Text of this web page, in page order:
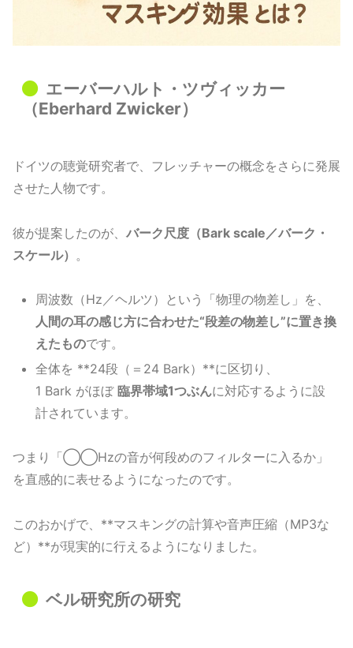
エーバーハルト・ツヴィッカー
（Eberhard Zwicker）
ドイツの聴覚研究者で、フレッチャーの概念をさらに発展
させた人物です。
彼が提案したのが、 バーク尺度（Bark scale／バーク・
スケール） 。
周波数（Hz／ヘルツ）という「物理の物差し」を、
人間の耳の感じ方に合わせた“段差の物差し”に置き換
えたものです。
全体を **24段（＝24 Bark）**に区切り、
1 Bark がほぼ臨界帯域1つぶんに対応するように設
計されています。
つまり「◯◯Hzの音が何段めのフィルターに入るか」
を直感的に表せるようになったのです。
このおかげで、**マスキングの計算や音声圧縮（MP3な
ど）**が現実的に行えるようになりました。
ベル研究所の研究